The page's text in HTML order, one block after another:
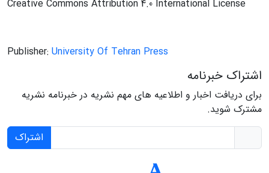
Creative Commons Attribution 4.0 International License
Publisher: University Of Tehran Press
اشتراک خبرنامه
برای دریافت اخبار و اطلاعیه های مهم نشریه در خبرنامه نشریه
مشترک شوید.
اشتراک